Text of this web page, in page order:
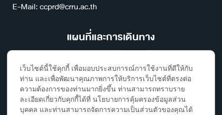
E-Mail: ccprd@crru.ac.th
แผนที่และการเดินทาง
เว็บไซต์นี้ใช้คุกกี้ เพื่อมอบประสบการณ์การใช้งานที่ดีให้กับ
ท่าน และเพื่อพัฒนาคุณภาพการให้บริการเว็บไซต์ที่ตรงต่อ
ความต้องการของท่านมากยิ่งขึ้น ท่านสามารถทราบราย
ละเอียดเกี่ยวกับคุกกี้ได้ที่ นโยบายการคุ้มครองข้อมูลส่วน
บุคคล และท่านสามารถจัดการความเป็นส่วนตัวของคุณได้